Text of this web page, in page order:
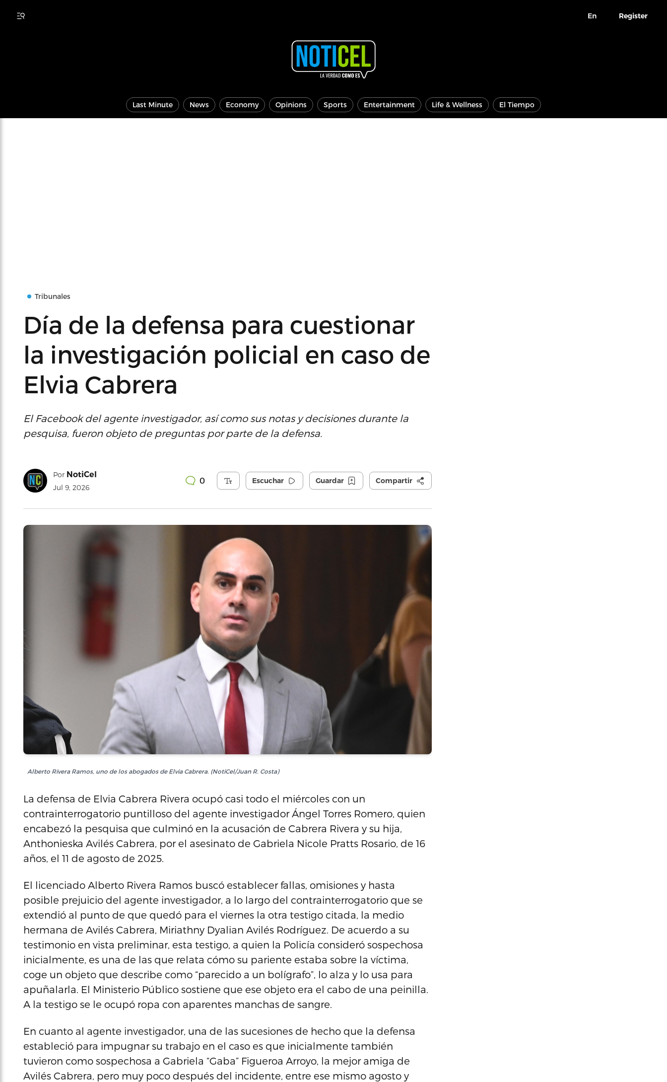
En Register
Last Minute News Economy Opinions Sports Entertainment Life & Wellness El Tiempo
Tribunales
Día de la defensa para cuestionar
la investigación policial en caso de
Elvia Cabrera
El Facebook del agente investigador, así como sus notas y decisiones durante la
pesquisa, fueron objeto de preguntas por parte de la defensa.
Por NotiCel
Jul 9, 2026
0 Escuchar Guardar Compartir
Alberto Rivera Ramos, uno de los abogados de Elvia Cabrera. (NotiCel/Juan R. Costa)
La defensa de Elvia Cabrera Rivera ocupó casi todo el miércoles con un
contrainterrogatorio puntilloso del agente investigador Ángel Torres Romero, quien
encabezó la pesquisa que culminó en la acusación de Cabrera Rivera y su hija,
Anthonieska Avilés Cabrera, por el asesinato de Gabriela Nicole Pratts Rosario, de 16
años, el 11 de agosto de 2025.
El licenciado Alberto Rivera Ramos buscó establecer fallas, omisiones y hasta
posible prejuicio del agente investigador, a lo largo del contrainterrogatorio que se
extendió al punto de que quedó para el viernes la otra testigo citada, la medio
hermana de Avilés Cabrera, Miriathny Dyalian Avilés Rodríguez. De acuerdo a su
testimonio en vista preliminar, esta testigo, a quien la Policía consideró sospechosa
inicialmente, es una de las que relata cómo su pariente estaba sobre la víctima,
coge un objeto que describe como “parecido a un bolígrafo”, lo alza y lo usa para
apuñalarla. El Ministerio Público sostiene que ese objeto era el cabo de una peinilla.
A la testigo se le ocupó ropa con aparentes manchas de sangre.
En cuanto al agente investigador, una de las sucesiones de hecho que la defensa
estableció para impugnar su trabajo en el caso es que inicialmente también
tuvieron como sospechosa a Gabriela “Gaba” Figueroa Arroyo, la mejor amiga de
Avilés Cabrera, pero muy poco después del incidente, entre ese mismo agosto y